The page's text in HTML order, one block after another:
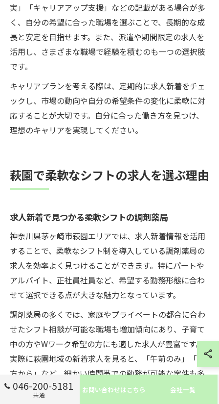
実」「キャリアアップ支援」などの記載がある場合が多
く、自分の希望に合った職場を選ぶことで、長期的な成
長と安定を目指せます。また、派遣や期間限定の求人を
活用し、さまざまな職場で経験を積むのも一つの選択肢
です。
キャリアプランを考える際は、定期的に求人新着をチェ
ックし、市場の動向や自分の希望条件の変化に柔軟に対
応することが大切です。自分に合った働き方を見つけ、
理想のキャリアを実現してください。
萩園で柔軟なシフトの求人を選ぶ理由
求人新着で見つかる柔軟シフトの調剤薬局
神奈川県茅ヶ崎市萩園エリアでは、求人新着情報を活用
することで、柔軟なシフト制を導入している調剤薬局の
求人を効率よく見つけることができます。特にパートや
アルバイト、正社員社員など、希望する勤務形態に合わ
せて選択できる点が大きな魅力となっています。
調剤薬局の多くでは、家庭やプライベートの都合に合わ
せたシフト相談が可能な職場も増加傾向にあり、子育て
中の方やWワーク希望の方にも適した求人が豊富です。
実際に萩園地域の新着求人を見ると、「午前のみ」「夕
方から」など、細かい時間帯での勤務が可能な案件も多
く見受けられます。
046-200-5181
共通
お問い合わせはこちら 会社一覧